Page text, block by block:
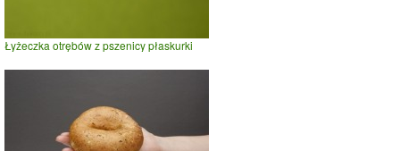
Łyżeczka otrębów z pszenicy płaskurki